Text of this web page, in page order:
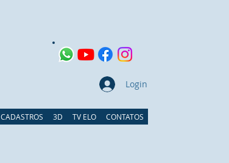
Login
CADASTROS 3D TV ELO CONTATOS